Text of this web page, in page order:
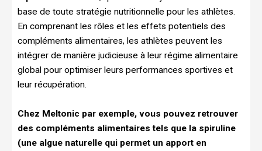
base de toute stratégie nutritionnelle pour les athlètes.
En comprenant les rôles et les effets potentiels des
compléments alimentaires, les athlètes peuvent les
intégrer de manière judicieuse à leur régime alimentaire
global pour optimiser leurs performances sportives et
leur récupération.
Chez Meltonic par exemple, vous pouvez retrouver
des compléments alimentaires tels que la spiruline
(une algue naturelle qui permet un apport en